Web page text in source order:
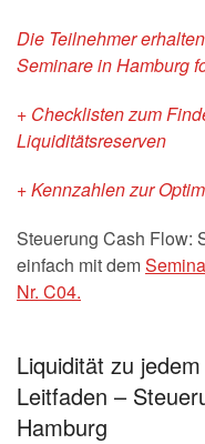
Die Teilnehmer
Seminare in Hamburg
+ Checklisten zum
Liquiditätsreserven
+ Kennzahlen zur
Steuerung Cash Flow:
einfach mit dem
Nr. C04.
Liquidität zu
Leitfaden –
Hamburg